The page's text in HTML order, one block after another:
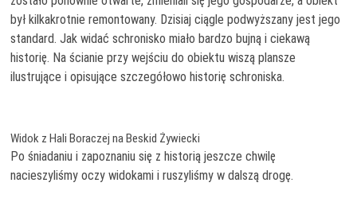
był kilkakrotnie remontowany. Dzisiaj ciągle podwyższany jest jego
standard. Jak widać schronisko miało bardzo bujną i ciekawą
historię. Na ścianie przy wejściu do obiektu wiszą plansze
ilustrujące i opisujące szczegółowo historię schroniska.
Widok z Hali Boraczej na Beskid Żywiecki
Po śniadaniu i zapoznaniu się z historią jeszcze chwilę
nacieszyliśmy oczy widokami i ruszyliśmy w dalszą drogę.